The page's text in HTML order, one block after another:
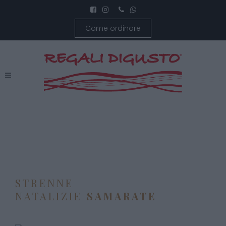
Come ordinare
STRENNE
NATALIZIE SAMARATE